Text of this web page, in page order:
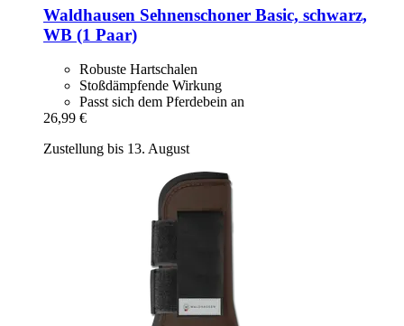
Waldhausen Sehnenschoner Basic, schwarz,
WB (1 Paar)
Robuste Hartschalen
Stoßdämpfende Wirkung
Passt sich dem Pferdebein an
26,99 €
Zustellung bis 13. August